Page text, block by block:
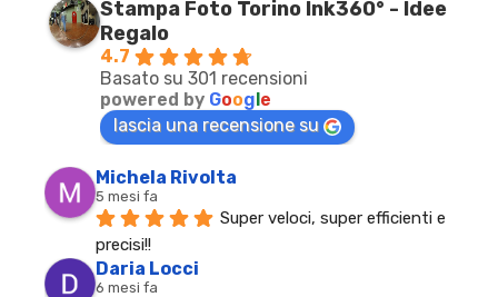
Stampa Foto Torino Ink360° - Idee
Regalo
4.7
Basato su 301 recensioni
powered by Google
lascia una recensione su
Michela Rivolta
5 mesi fa
Super veloci, super efficienti e
precisi!!
Daria Locci
6 mesi fa